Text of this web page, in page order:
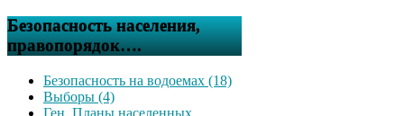
Безопасность населения,
правопорядок….
Безопасность на водоемах (18)
Выборы (4)
Ген. Планы населенных